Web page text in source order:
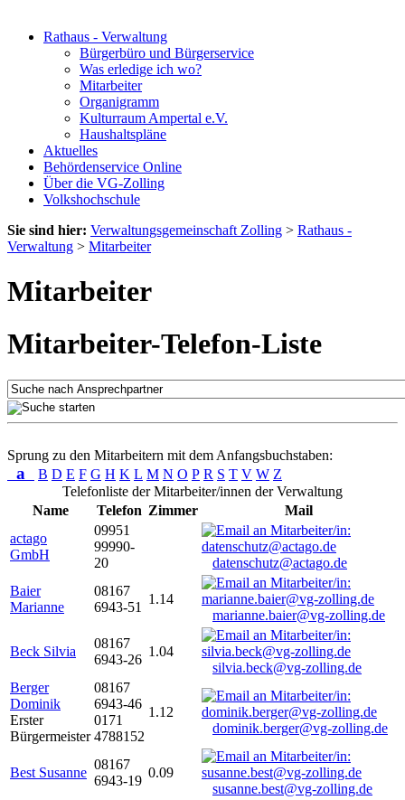
Rathaus - Verwaltung
Bürgerbüro und Bürgerservice
Was erledige ich wo?
Mitarbeiter
Organigramm
Kulturraum Ampertal e.V.
Haushaltspläne
Aktuelles
Behördenservice Online
Über die VG-Zolling
Volkshochschule
Sie sind hier: Verwaltungsgemeinschaft Zolling > Rathaus -
Verwaltung > Mitarbeiter
Mitarbeiter
Mitarbeiter-Telefon-Liste
Sprung zu den Mitarbeitern mit dem Anfangsbuchstaben:
a B D E F G H K L M N O P R S T V W Z
Telefonliste der Mitarbeiter/innen der Verwaltung
Name
Telefon Zimmer
Mail
actago
GmbH
09951
99990-
20
datenschutz@actago.de
Baier
Marianne
08167
6943-51
1.14
marianne.baier@vg-zolling.de
Beck Silvia
08167
6943-26
1.04
silvia.beck@vg-zolling.de
Berger
Dominik
Erster
Bürgermeister
08167
6943-46
0171
4788152
1.12
dominik.berger@vg-zolling.de
Best Susanne
08167
6943-19
0.09
susanne.best@vg-zolling.de